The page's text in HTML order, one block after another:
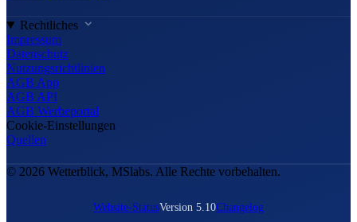
Rechtliches
Impressum
Datenschutz
Nutzungsrichtlinien
AGB App
AGB API
AGB Werbeportal
Cookie-Einstellungen
Quellen
© 2026 Wetterblick, MSlabs. Alle Rechte vorbehalten.
Website-StatusVersion 5.10Changelog